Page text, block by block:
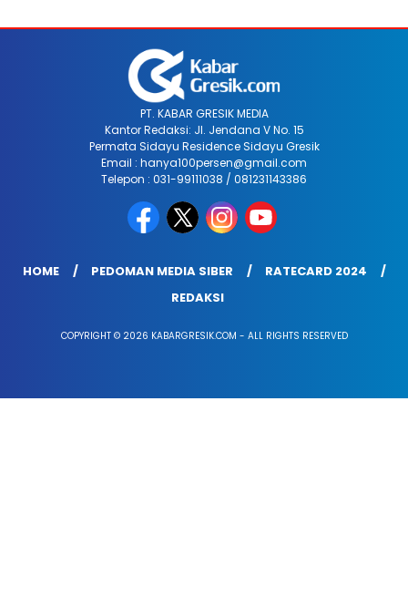
PT. KABAR GRESIK MEDIA
Kantor Redaksi: Jl. Jendana V No. 15
Permata Sidayu Residence Sidayu Gresik
Email : hanya100persen@gmail.com
Telepon : 031-99111038 / 081231143386
HOME PEDOMAN MEDIA SIBER
RATECARD 2024
REDAKSI
COPYRIGHT © 2026 KABARGRESIK.COM - ALL RIGHTS RESERVED